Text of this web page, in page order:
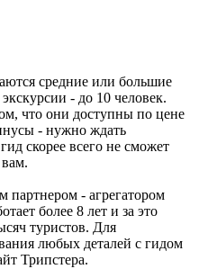
средние или большие
- до 10 человек.
что они доступны по цене
- нужно ждать
скорее всего не сможет
партнером - агрегатором
более 8 лет и за это
туристов. Для
любых деталей с гидом
Трипстера.